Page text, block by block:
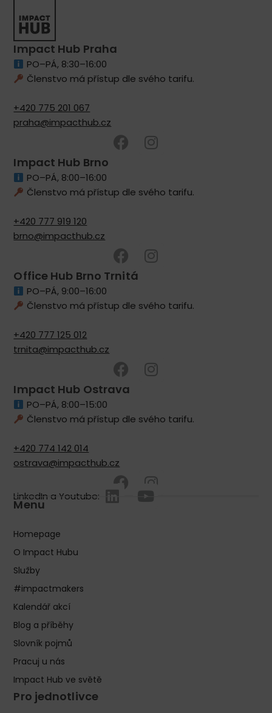
Impact Hub Praha
PO–PÁ, 8:30–16:00
Členstvo má přístup dle svého tarifu.
+420 775 201 067
praha@impacthub.cz
Impact Hub Brno
PO–PÁ, 8:00–16:00
Členstvo má přístup dle svého tarifu.
+420 777 919 120
brno@impacthub.cz
Office Hub Brno Trnitá
PO–PÁ, 9:00–16:00
Členstvo má přístup dle svého tarifu.
+420 777 125 012
trnita@impacthub.cz
Impact Hub Ostrava
PO–PÁ, 8:00–15:00
Členstvo má přístup dle svého tarifu.
+420 774 142 014
ostrava@impacthub.cz
LinkedIn a Youtube:
Menu
Homepage
O Impact Hubu
Služby
#impactmakers
Kalendář akcí
Blog a příběhy
Slovník pojmů
Pracuj u nás
Impact Hub ve světě
Pro jednotlivce